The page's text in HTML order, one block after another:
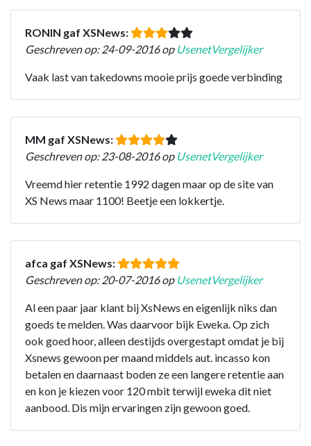
RONIN gaf XSNews:
Geschreven op: 24-09-2016 op UsenetVergelijker
Vaak last van takedowns mooie prijs goede verbinding
MM gaf XSNews:
Geschreven op: 23-08-2016 op UsenetVergelijker
Vreemd hier retentie 1992 dagen maar op de site van
XS News maar 1100! Beetje een lokkertje.
afca gaf XSNews:
Geschreven op: 20-07-2016 op UsenetVergelijker
Al een paar jaar klant bij XsNews en eigenlijk niks dan
goeds te melden. Was daarvoor bijk Eweka. Op zich
ook goed hoor, alleen destijds overgestapt omdat je bij
Xsnews gewoon per maand middels aut. incasso kon
betalen en daarnaast boden ze een langere retentie aan
en kon je kiezen voor 120 mbit terwijl eweka dit niet
aanbood. Dis mijn ervaringen zijn gewoon goed.